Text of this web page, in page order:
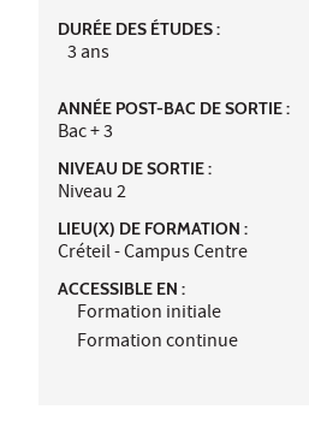
DURÉE DES ÉTUDES :
3 ans
ANNÉE POST-BAC DE SORTIE :
Bac + 3
NIVEAU DE SORTIE :
Niveau 2
LIEU(X) DE FORMATION :
Créteil - Campus Centre
ACCESSIBLE EN :
Formation initiale
Formation continue